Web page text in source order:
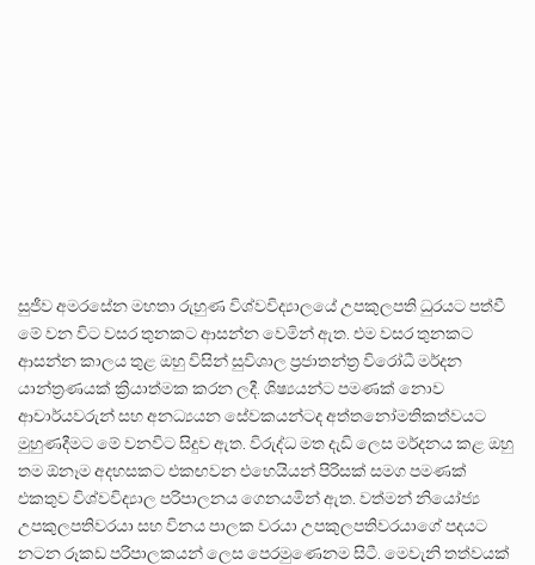
සුජීව අමරසේන මහතා රුහුණ විශ්වවිද්‍යාලයේ උපකුලපති ධුරයට පත්වී
මේ වන විට වසර තුනකට ආසන්න වෙමින් ඇත. එම වසර තුනකට
ආසන්න කාලය තුළ ඔහු විසින් සුවිශාල ප්‍රජාතන්ත්‍ර විරෝධී මර්දන
යාන්ත්‍රණයක් ක්‍රියාත්මක කරන ලදී. ශිෂ්‍යයන්ට පමණක් නොව
ආචාර්යවරුන් සහ අනධ්‍යයන සේවකයන්ටද අත්තනෝමතිකත්වයට
මුහුණදීමට මේ වනවිට සිදුව ඇත. විරුද්ධ මත දැඩි ලෙස මර්දනය කළ ඔහු
තම ඕනෑම අදහසකට එකඟවන එහෙයියන් පිරිසක් සමග පමණක්
එකතුව විශ්වවිද්‍යාල පරිපාලනය ගෙනයමින් ඇත. වත්මන් නියෝජ්‍ය
උපකුලපතිවරයා සහ විනය පාලක වරයා උපකුලපතිවරයාගේ පදයට
නටන රූකඩ පරිපාලකයන් ලෙස පෙරමුණෙනම සිටී. මෙවැනි තත්වයක්